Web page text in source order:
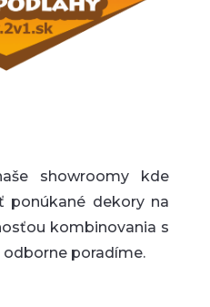
showroomy kde
ponúkané dekory na
kombinovania s
poradíme.